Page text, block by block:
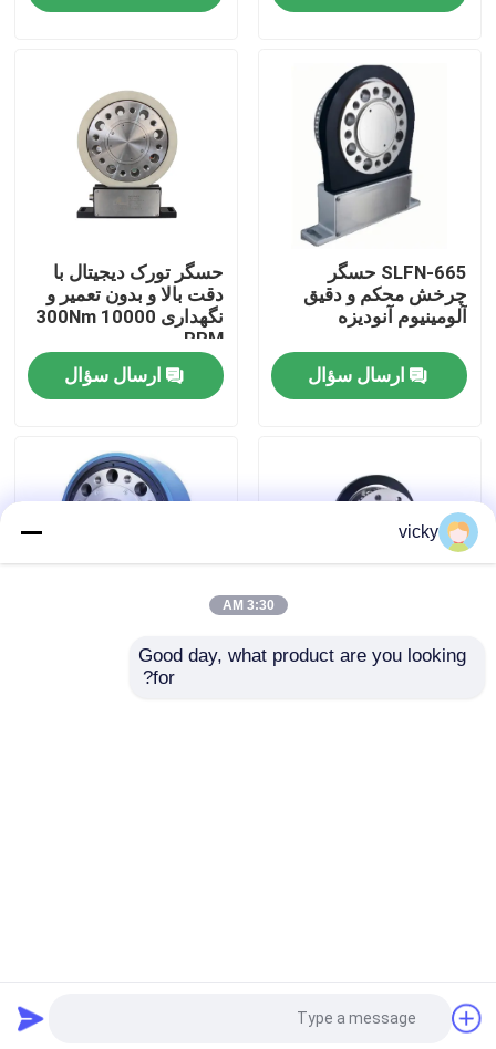
بازدید از کارخانه
کنترل کیفیت
تماس با ما
اخبار
پرونده ها
گشتاور دینامومتر
دینامومتر با سرعت بالا
گشتاور سنج دیجیتال
SLFN-665 حسگر
چرخش محکم و دقیق
آلومینیوم آنودیزه
ارسال سؤال
حسگر تورک دیجیتال با
دقت بالا و بدون تعمیر و
نگهداری 300Nm 10000
RPM
ارسال سؤال
SLFN-663 حسگر
0.1% FS فلنج سنسور
Technology(Luoyang)Co.,Ltd. All Rights
vicky
3:30 AM
Good day, what product are you looking
for?